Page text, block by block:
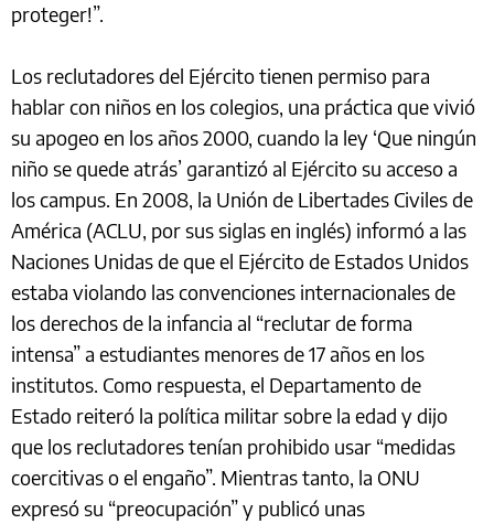
proteger!”.
Los reclutadores del Ejército tienen permiso para
hablar con niños en los colegios, una práctica que vivió
su apogeo en los años 2000, cuando la ley ‘Que ningún
niño se quede atrás’ garantizó al Ejército su acceso a
los campus. En 2008, la Unión de Libertades Civiles de
América (ACLU, por sus siglas en inglés) informó a las
Naciones Unidas de que el Ejército de Estados Unidos
estaba violando las convenciones internacionales de
los derechos de la infancia al “reclutar de forma
intensa” a estudiantes menores de 17 años en los
institutos. Como respuesta, el Departamento de
Estado reiteró la política militar sobre la edad y dijo
que los reclutadores tenían prohibido usar “medidas
coercitivas o el engaño”. Mientras tanto, la ONU
expresó su “preocupación” y publicó unas